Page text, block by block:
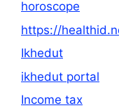
horoscope
https://
Ikhedut
ikhedut portal
Income tax